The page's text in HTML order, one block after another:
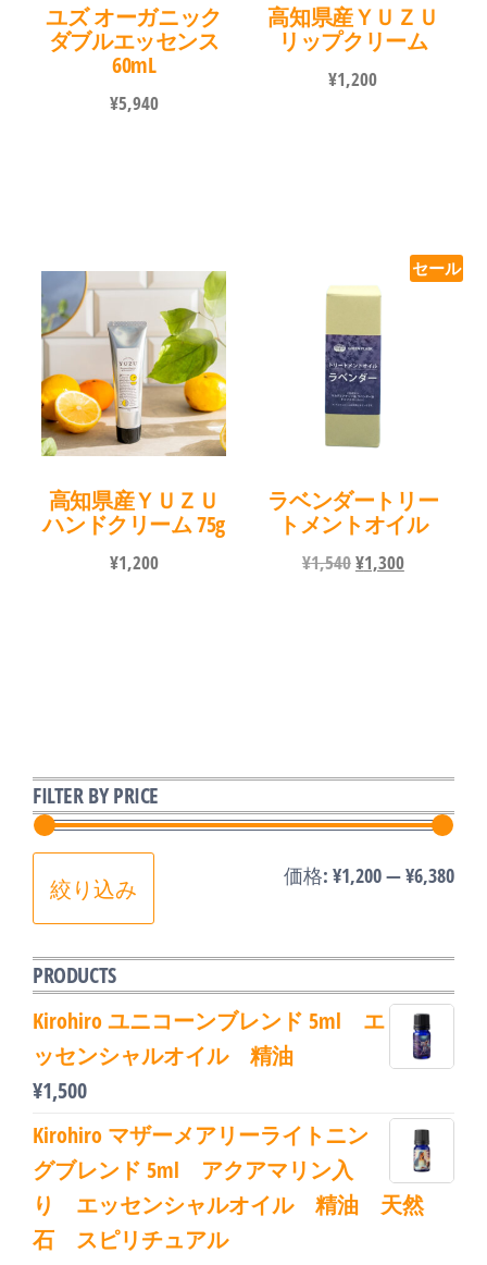
ユズ オーガニック
ダブルエッセンス
60mL
¥5,940
高知県産ＹＵＺＵ
リップクリーム
¥1,200
高知県産ＹＵＺＵ
ハンドクリーム 75g
¥1,200
セール
ラベンダートリー
トメントオイル
¥1,540元
¥1,300現
FILTER BY PRICE
最
価
格
最
価
格
絞り込み 価格: ¥1,200—¥6,380
PRODUCTS
Kirohiro ユニコーンブレンド 5ml エ
ッセンシャルオイル 精油
¥1,500
Kirohiro マザーメアリーライトニン
グブレンド 5ml アクアマリン入
り エッセンシャルオイル 精油 天然
石 スピリチュアル